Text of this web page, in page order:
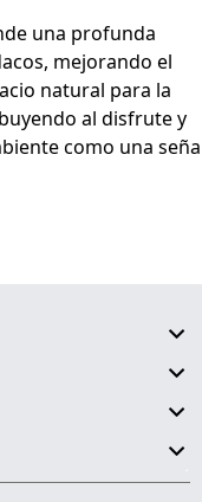
una profunda
mejorando el
natural para la
al disfrute y
como una seña